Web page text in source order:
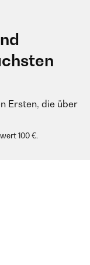
Ersten, die über
100 €.